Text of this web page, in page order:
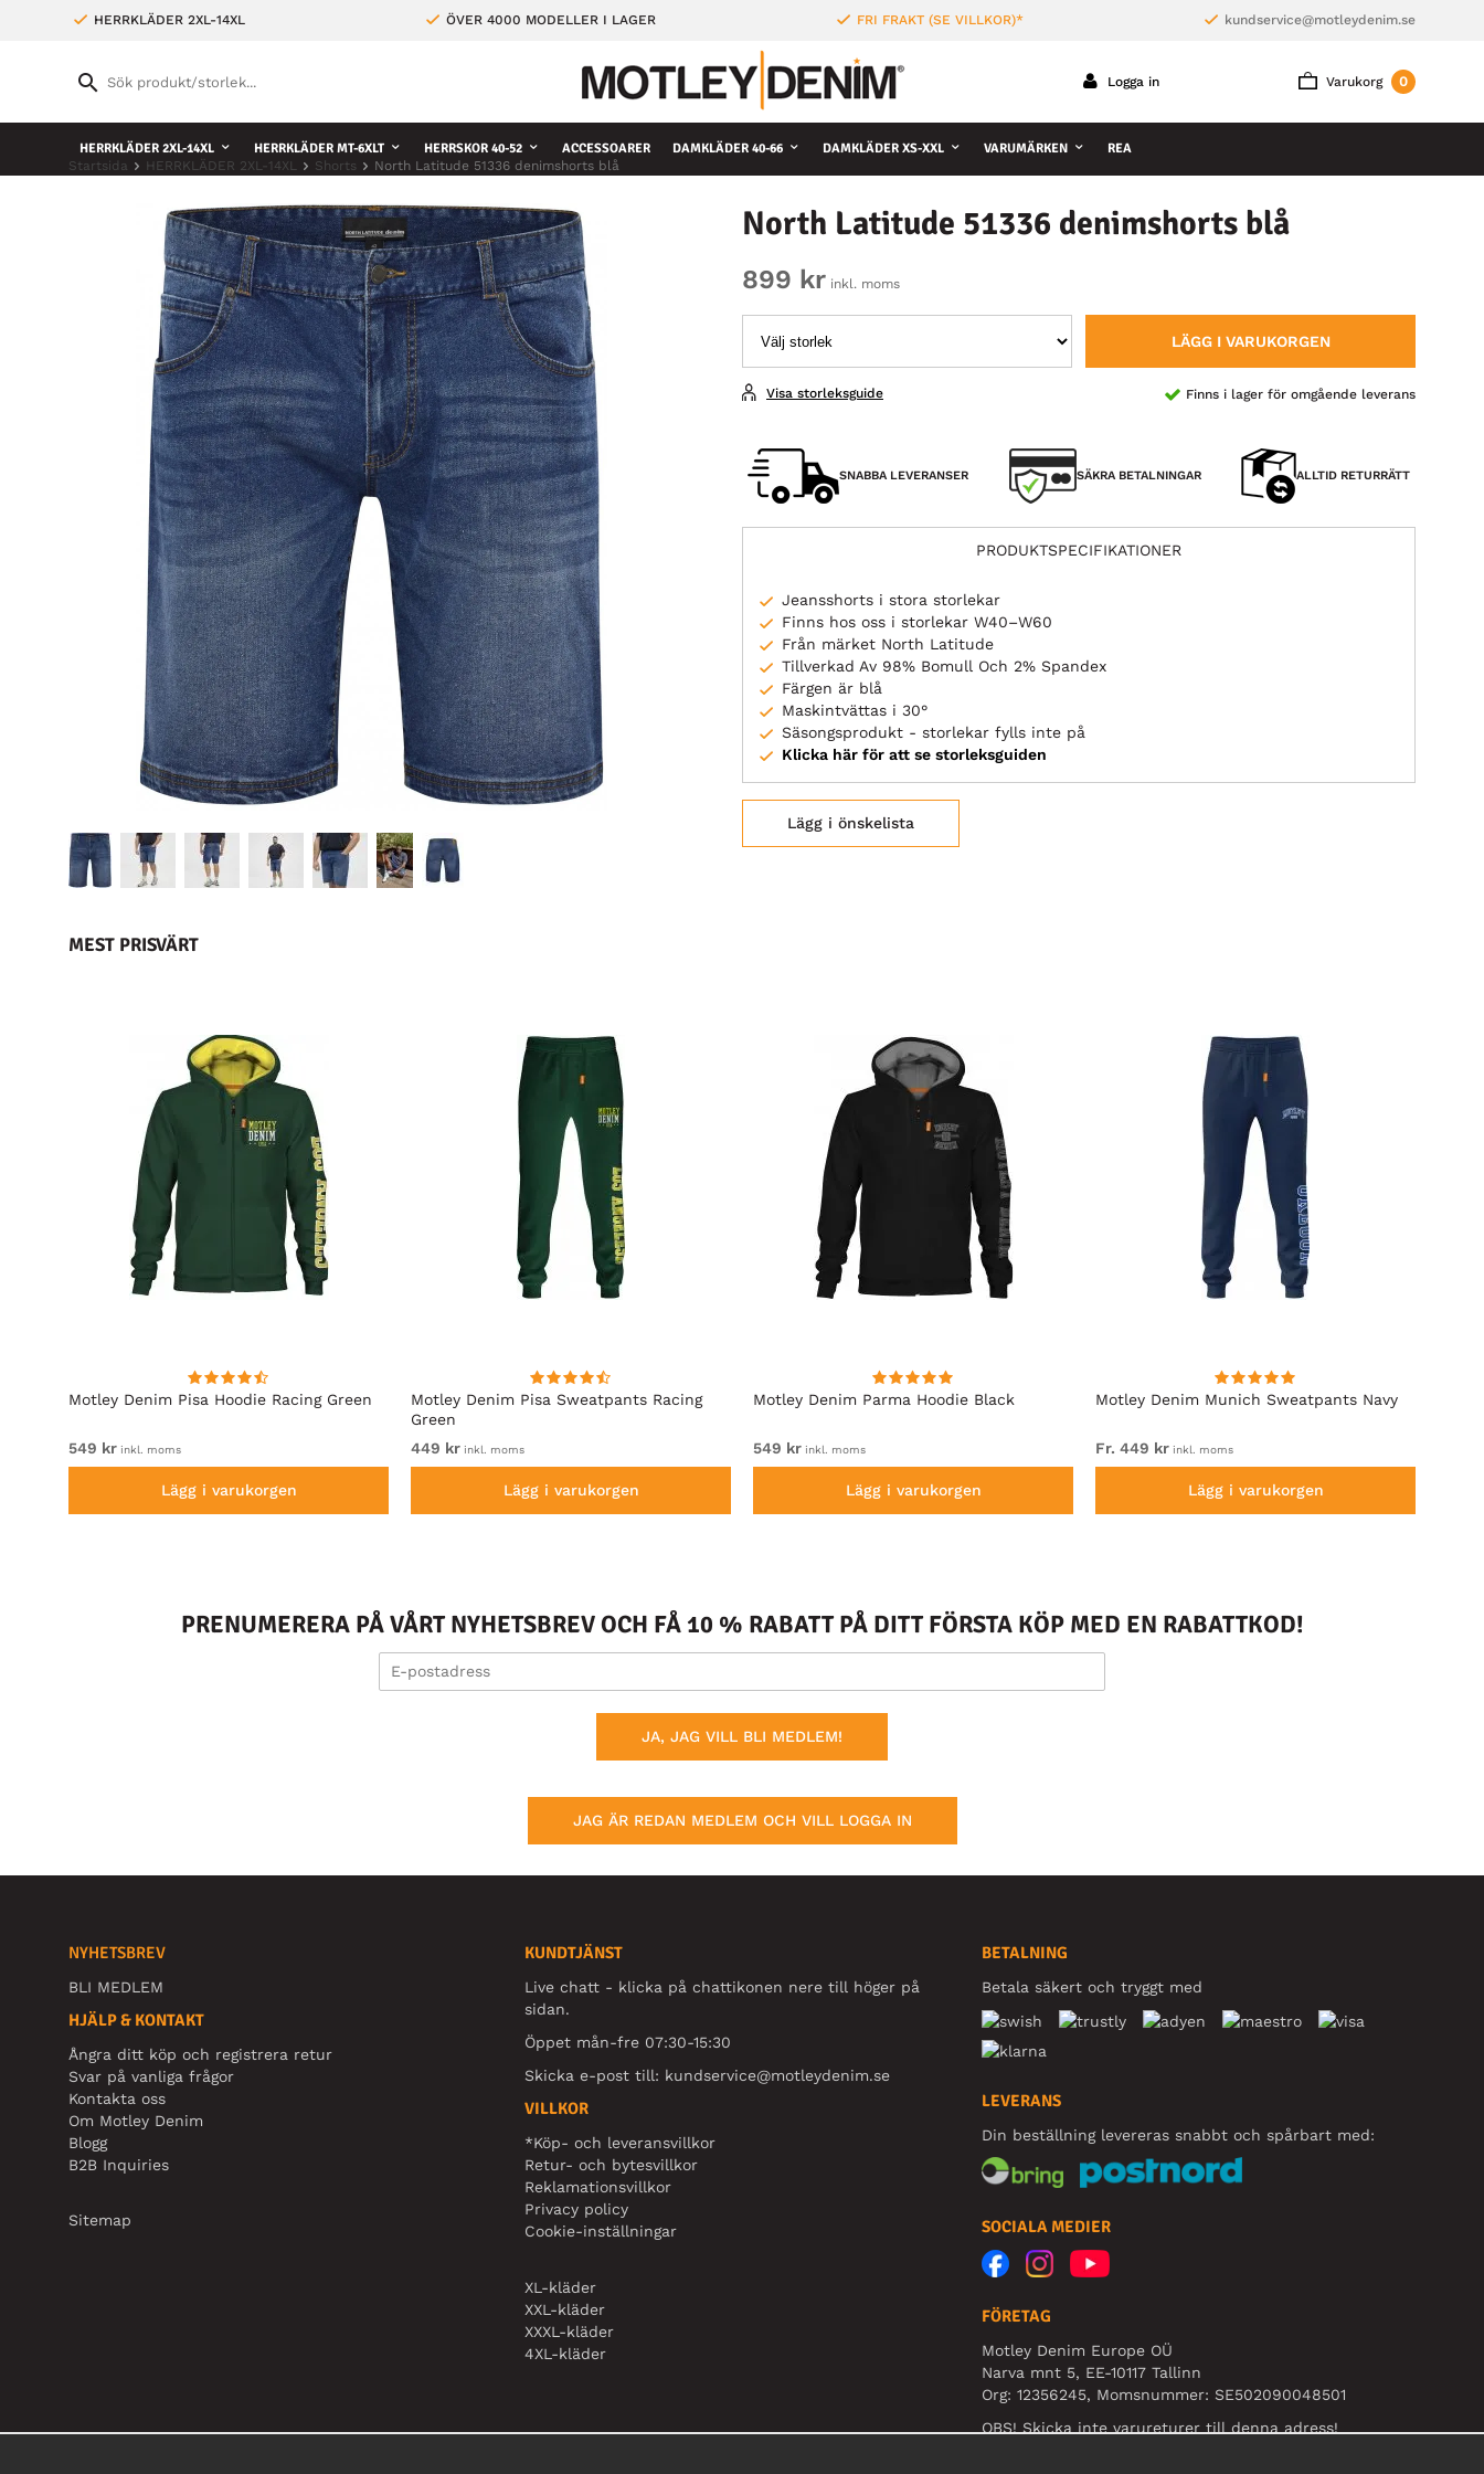
HERRKLÄDER 2XL-14XL ÖVER 4000 MODELLER I LAGER FRI FRAKT (SE VILLKOR)* kundservice@motleydenim.se
Varukorg 0
Logga in
HERRKLÄDER 2XL-14XL HERRKLÄDER MT-6XLT HERRSKOR 40-52 ACCESSOARER DAMKLÄDER 40-66 DAMKLÄDER XS-XXL VARUMÄRKEN REA
Startsida HERRKLÄDER 2XL-14XL Shorts North Latitude 51336 denimshorts blå
North Latitude 51336 denimshorts blå
899 kr inkl. moms
LÄGG I VARUKORGEN
Finns i lager för omgående leverans
Visa storleksguide
SNABBA LEVERANSER SÄKRA BETALNINGAR ALLTID RETURRÄTT
PRODUKTSPECIFIKATIONER
Jeansshorts i stora storlekar
Finns hos oss i storlekar W40–W60
Från märket North Latitude
Tillverkad Av 98% Bomull Och 2% Spandex
Färgen är blå
Maskintvättas i 30°
Säsongsprodukt - storlekar fylls inte på
Klicka här för att se storleksguiden
Lägg i önskelista
MEST PRISVÄRT
Motley Denim Pisa Hoodie Racing Green
549 kr inkl. moms
Lägg i varukorgen
Motley Denim Pisa Sweatpants Racing
Green
449 kr inkl. moms
Lägg i varukorgen
Motley Denim Parma Hoodie Black
549 kr inkl. moms
Lägg i varukorgen
Motley Denim Munich Sweatpants Navy
Fr. 449 kr inkl. moms
Lägg i varukorgen
PRENUMERERA PÅ VÅRT NYHETSBREV OCH FÅ 10 % RABATT PÅ DITT FÖRSTA KÖP MED EN RABATTKOD!
JA, JAG VILL BLI MEDLEM!
JAG ÄR REDAN MEDLEM OCH VILL LOGGA IN
NYHETSBREV
BLI MEDLEM
HJÄLP & KONTAKT
Ångra ditt köp och registrera retur
Svar på vanliga frågor
Kontakta oss
Om Motley Denim
Blogg
B2B Inquiries
Sitemap
KUNDTJÄNST
Live chatt - klicka på chattikonen nere till höger på
sidan.
Öppet mån-fre 07:30-15:30
Skicka e-post till: kundservice@motleydenim.se
VILLKOR
*Köp- och leveransvillkor
Retur- och bytesvillkor
Reklamationsvillkor
Privacy policy
Cookie-inställningar
XL-kläder
XXL-kläder
XXXL-kläder
4XL-kläder
BETALNING
Betala säkert och tryggt med
LEVERANS
Din beställning levereras snabbt och spårbart med:
SOCIALA MEDIER
FÖRETAG
Motley Denim Europe OÜ
Narva mnt 5, EE-10117 Tallinn
Org: 12356245, Momsnummer: SE502090048501
OBS! Skicka inte varureturer till denna adress!